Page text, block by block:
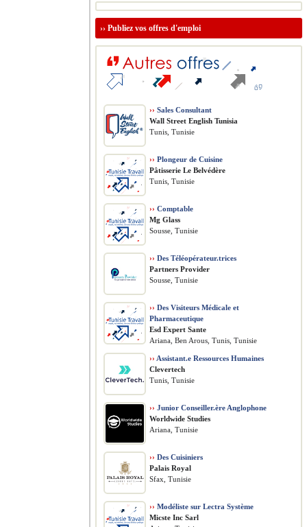
›› Publiez vos offres d'emploi
›› Sales Consultant
Wall Street English Tunisia
Tunis, Tunisie
›› Plongeur de Cuisine
Pâtisserie Le Belvédère
Tunis, Tunisie
›› Comptable
Mg Glass
Sousse, Tunisie
›› Des Téléopérateur.trices
Partners Provider
Sousse, Tunisie
›› Des Visiteurs Médicale et
Pharmaceutique
Esd Expert Sante
Ariana, Ben Arous, Tunis, Tunisie
›› Assistant.e Ressources Humaines
Clevertech
Tunis, Tunisie
›› Junior Conseiller.ère Anglophone
Worldwide Studies
Ariana, Tunisie
›› Des Cuisiniers
Palais Royal
Sfax, Tunisie
›› Modéliste sur Lectra Système
Micste Inc Sarl